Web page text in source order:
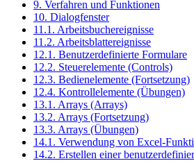
9. Verfahren und Funktionen
10. Dialogfenster
11.1. Arbeitsbuchereignisse
11.2. Arbeitsblattereignisse
12.1. Benutzerdefinierte Formulare
12.2. Steuerelemente (Controls)
12.3. Bedienelemente (Fortsetzung)
12.4. Kontrollelemente (Übungen)
13.1. Arrays (Arrays)
13.2. Arrays (Fortsetzung)
13.3. Arrays (Übungen)
14.1. Verwendung von Excel-
14.2. Erstellen einer